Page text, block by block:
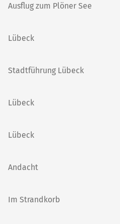
Ausflug zum Plöner See
Lübeck
Stadtführung Lübeck
Lübeck
Lübeck
Andacht
Im Strandkorb